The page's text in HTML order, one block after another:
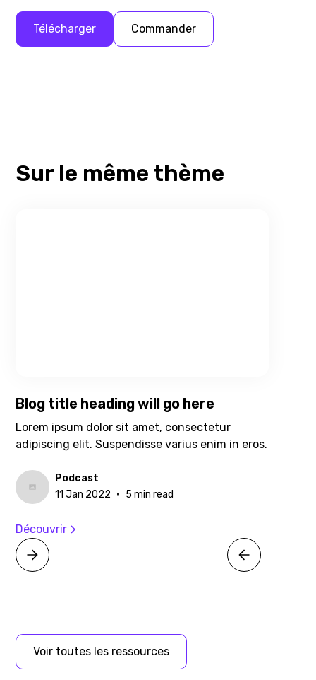
Télécharger Commander
Sur le même thème
Blog title heading will go here
Lorem ipsum dolor sit amet, consectetur
adipiscing elit. Suspendisse varius enim in eros.
Podcast
11 Jan 2022 • 5 min read
Découvrir
Voir toutes les ressources